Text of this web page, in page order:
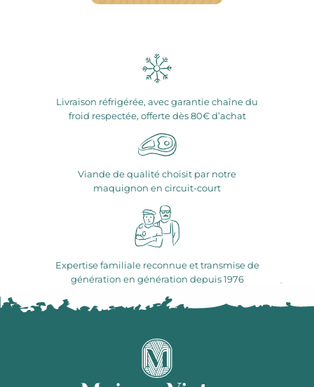
Livraison réfrigérée, avec garantie chaîne du
froid respectée, offerte dès 80€ d’achat
Viande de qualité choisit par notre
maquignon en circuit-court
Expertise familiale reconnue et transmise de
génération en génération depuis 1976